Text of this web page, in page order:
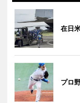
在日
プロ